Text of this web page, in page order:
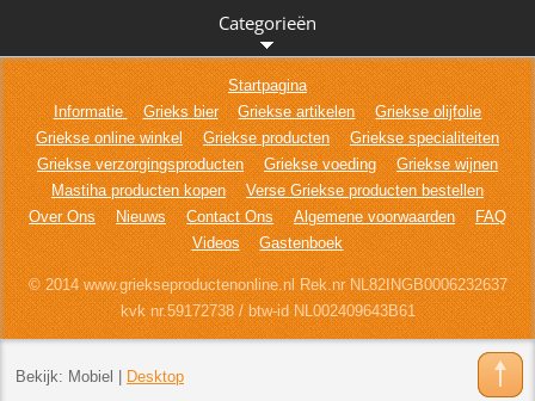
Categorieën
Startpagina
Informatie
Grieks bier Griekse artikelen
Griekse olijfolie
Griekse online winkel
Griekse producten
Griekse specialiteiten
Griekse verzorgingsproducten
Griekse voeding
Griekse wijnen
Mastiha producten kopen
Verse Griekse producten bestellen
Over Ons
Nieuws Contact Ons Algemene voorwaarden
FAQ
Videos
Gastenboek
© 2014 www.griekseproductenonline.nl Rek.nr NL82INGB0006232637
kvk nr.59172738 / btw-id NL002409643B61
Bekijk: Mobiel Desktop